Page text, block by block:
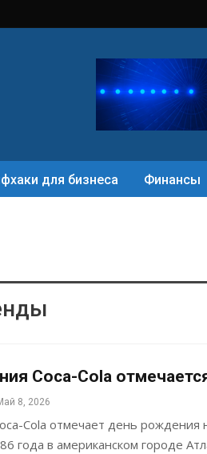
для бизнеса Финансы
Coca-Cola
8, 2026
Cola отмечает день рождения
года в американском городе